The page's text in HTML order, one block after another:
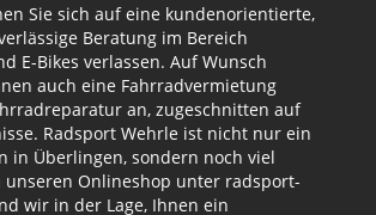
Sie sich auf eine kundenorientierte,
Beratung im Bereich
E-Bikes verlassen. Auf Wunsch
auch eine Fahrradvermietung
an, zugeschnitten auf
Radsport Wehrle ist nicht nur ein
in Überlingen, sondern noch viel
unseren Onlineshop unter radsport-
wir in der Lage, Ihnen ein